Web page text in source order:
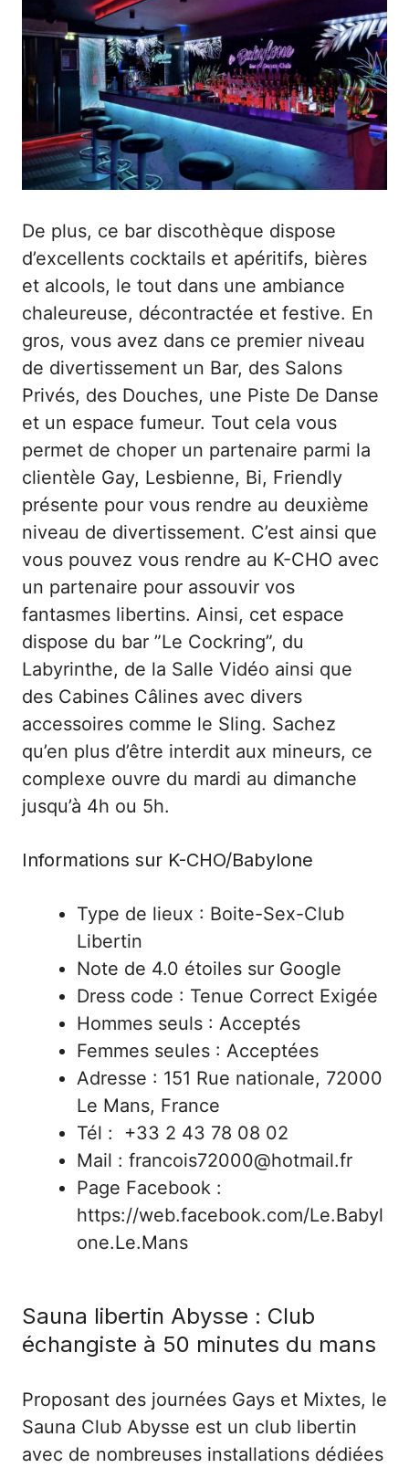
De plus, ce bar discothèque dispose
d’excellents cocktails et apéritifs, bières
et alcools, le tout dans une ambiance
chaleureuse, décontractée et festive. En
gros, vous avez dans ce premier niveau
de divertissement un Bar, des Salons
Privés, des Douches, une Piste De Danse
et un espace fumeur. Tout cela vous
permet de choper un partenaire parmi la
clientèle Gay, Lesbienne, Bi, Friendly
présente pour vous rendre au deuxième
niveau de divertissement. C’est ainsi que
vous pouvez vous rendre au K-CHO avec
un partenaire pour assouvir vos
fantasmes libertins. Ainsi, cet espace
dispose du bar ”Le Cockring”, du
Labyrinthe, de la Salle Vidéo ainsi que
des Cabines Câlines avec divers
accessoires comme le Sling. Sachez
qu’en plus d’être interdit aux mineurs, ce
complexe ouvre du mardi au dimanche
jusqu’à 4h ou 5h.
Informations sur K-CHO/Babylone
Type de lieux : Boite-Sex-Club
Libertin
Note de 4.0 étoiles sur Google
Dress code : Tenue Correct Exigée
Hommes seuls : Acceptés
Femmes seules : Acceptées
Adresse : 151 Rue nationale, 72000
Le Mans, France
Tél : +33 2 43 78 08 02
Mail : francois72000@hotmail.fr
Page Facebook :
https://web.facebook.com/Le.Babyl
one.Le.Mans
Sauna libertin Abysse : Club
échangiste à 50 minutes du mans
Proposant des journées Gays et Mixtes, le
Sauna Club Abysse est un club libertin
avec de nombreuses installations dédiées